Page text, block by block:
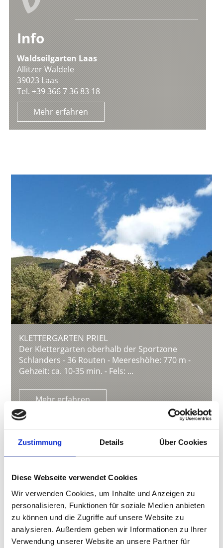
Zustimmung Details Über Cookies
Diese Webseite verwendet Cookies
Wir verwenden Cookies, um Inhalte und Anzeigen zu
personalisieren, Funktionen für soziale Medien anbieten
zu können und die Zugriffe auf unsere Website zu
analysieren. Außerdem geben wir Informationen zu Ihrer
Verwendung unserer Website an unsere Partner für
Info
Waldseilgarten Laas
Allitzer Waldele
39023 Laas
Tel. +39 366 7 36 83 18
Mehr erfahren
KLETTERGARTEN PRIEL
Der Klettergarten oberhalb der Sportzone
Schlanders - 36 Routen - Meereshöhe: 770 m -
Gehzeit: ca. 10-35 min. - Fels: ...
Mehr erfahren